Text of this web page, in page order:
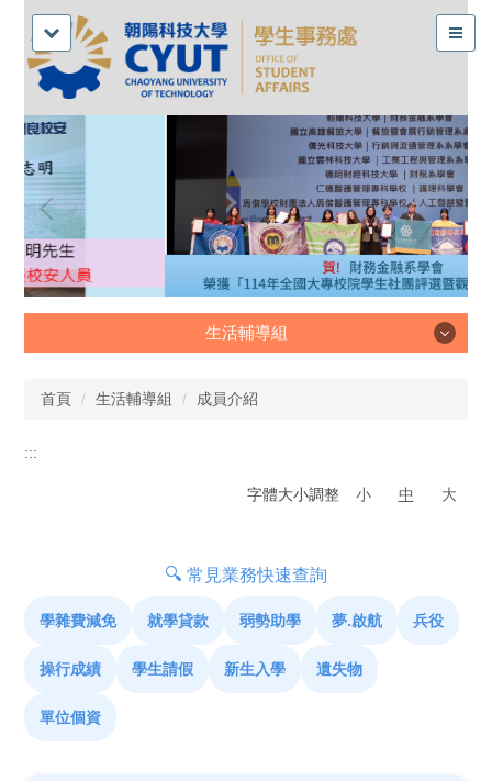
生活輔導組
生活輔導組
首頁 生活輔導組 成員介紹
:::
字體大小調整 小 中 大
🔍 常見業務快速查詢
學雜費減免 就學貸款 弱勢助學 夢.啟航 兵役
操行成績 學生請假 新生入學 遺失物
單位個資